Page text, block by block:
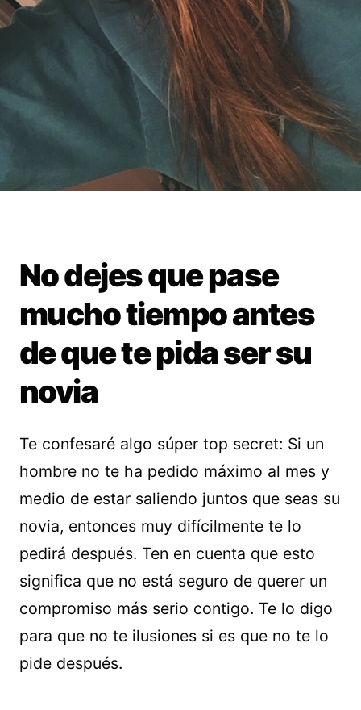
No dejes que pase
mucho tiempo antes
de que te pida ser su
novia
Te confesaré algo súper top secret: Si un
hombre no te ha pedido máximo al mes y
medio de estar saliendo juntos que seas su
novia, entonces muy difícilmente te lo
pedirá después. Ten en cuenta que esto
significa que no está seguro de querer un
compromiso más serio contigo. Te lo digo
para que no te ilusiones si es que no te lo
pide después.